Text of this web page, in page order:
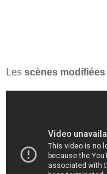
Les scènes modifiées